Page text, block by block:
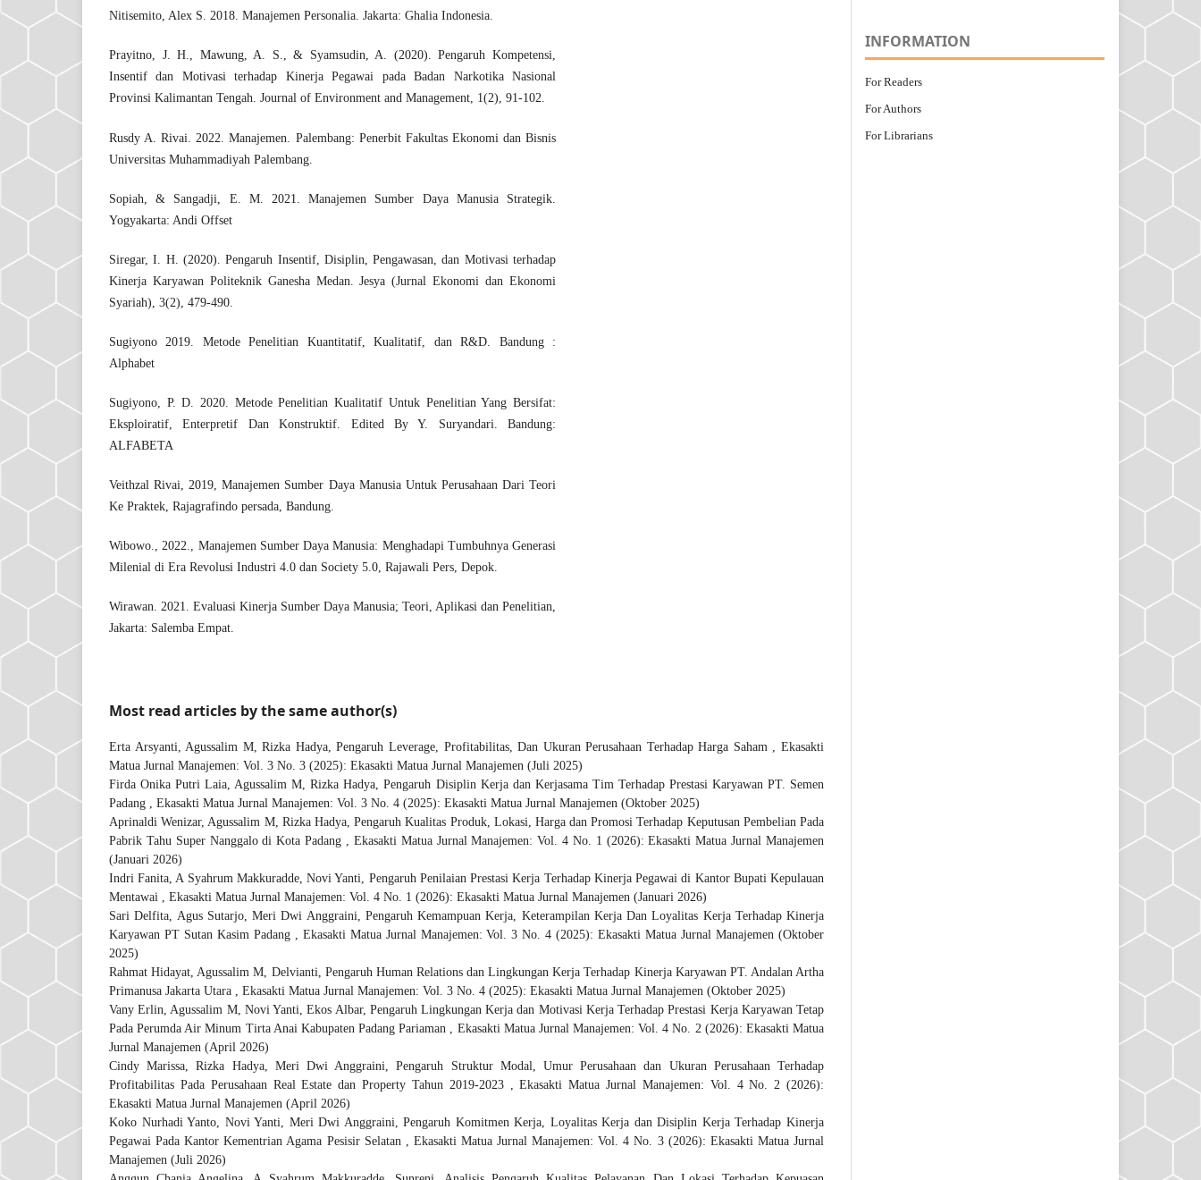
Nitisemito, Alex S. 2018. Manajemen Personalia. Jakarta: Ghalia Indonesia.
Prayitno, J. H., Mawung, A. S., & Syamsudin, A. (2020). Pengaruh Kompetensi,
Insentif dan Motivasi terhadap Kinerja Pegawai pada Badan Narkotika Nasional
Provinsi Kalimantan Tengah. Journal of Environment and Management, 1(2), 91-102.
Rusdy A. Rivai. 2022. Manajemen. Palembang: Penerbit Fakultas Ekonomi dan Bisnis
Universitas Muhammadiyah Palembang.
Sopiah, & Sangadji, E. M. 2021. Manajemen Sumber Daya Manusia Strategik.
Yogyakarta: Andi Offset
Siregar, I. H. (2020). Pengaruh Insentif, Disiplin, Pengawasan, dan Motivasi terhadap
Kinerja Karyawan Politeknik Ganesha Medan. Jesya (Jurnal Ekonomi dan Ekonomi
Syariah), 3(2), 479-490.
Sugiyono 2019. Metode Penelitian Kuantitatif, Kualitatif, dan R&D. Bandung :
Alphabet
Sugiyono, P. D. 2020. Metode Penelitian Kualitatif Untuk Penelitian Yang Bersifat:
Eksploiratif, Enterpretif Dan Konstruktif. Edited By Y. Suryandari. Bandung:
ALFABETA
Veithzal Rivai, 2019, Manajemen Sumber Daya Manusia Untuk Perusahaan Dari Teori
Ke Praktek, Rajagrafindo persada, Bandung.
Wibowo., 2022., Manajemen Sumber Daya Manusia: Menghadapi Tumbuhnya Generasi
Milenial di Era Revolusi Industri 4.0 dan Society 5.0, Rajawali Pers, Depok.
Wirawan. 2021. Evaluasi Kinerja Sumber Daya Manusia; Teori, Aplikasi dan Penelitian,
Jakarta: Salemba Empat.
Most read articles by the same author(s)
Erta Arsyanti, Agussalim M, Rizka Hadya,Pengaruh Leverage, Profitabilitas, Dan Ukuran Perusahaan Terhadap Harga Saham
Ekasakti
Matua Jurnal Manajemen: Vol. 3 No. 3 (2025): Ekasakti Matua Jurnal Manajemen (Juli 2025)
Firda Onika Putri Laia, Agussalim M, Rizka Hadya,Pengaruh Disiplin Kerja dan Kerjasama Tim Terhadap Prestasi Karyawan PT. Semen
Padang
Ekasakti Matua Jurnal Manajemen: Vol. 3 No. 4 (2025): Ekasakti Matua Jurnal Manajemen (Oktober 2025)
Aprinaldi Wenizar, Agussalim M, Rizka Hadya,Pengaruh Kualitas Produk, Lokasi, Harga dan Promosi Terhadap Keputusan Pembelian Pada
Pabrik Tahu Super Nanggalo di Kota Padang
Ekasakti Matua Jurnal Manajemen: Vol. 4 No. 1 (2026): Ekasakti Matua Jurnal Manajemen
(Januari 2026)
Indri Fanita, A Syahrum Makkuradde, Novi Yanti, Pengaruh Penilaian Prestasi Kerja Terhadap Kinerja Pegawai di Kantor Bupati Kepulauan
Mentawai
Ekasakti Matua Jurnal Manajemen: Vol. 4 No. 1 (2026): Ekasakti Matua Jurnal Manajemen (Januari 2026)
Sari Delfita, Agus Sutarjo, Meri Dwi Anggraini, Pengaruh Kemampuan Kerja, Keterampilan Kerja Dan Loyalitas Kerja Terhadap Kinerja
Karyawan PT Sutan Kasim Padang
Ekasakti Matua Jurnal Manajemen: Vol. 3 No. 4 (2025): Ekasakti Matua Jurnal Manajemen (Oktober
2025)
Rahmat Hidayat, Agussalim M, Delvianti, Pengaruh Human Relations dan Lingkungan Kerja Terhadap Kinerja Karyawan PT. Andalan Artha
Primanusa Jakarta Utara
Ekasakti Matua Jurnal Manajemen: Vol. 3 No. 4 (2025): Ekasakti Matua Jurnal Manajemen (Oktober 2025)
Vany Erlin, Agussalim M, Novi Yanti, Ekos Albar, Pengaruh Lingkungan Kerja dan Motivasi Kerja Terhadap Prestasi Kerja Karyawan Tetap
Pada Perumda Air Minum Tirta Anai Kabupaten Padang Pariaman
Ekasakti Matua Jurnal Manajemen: Vol. 4 No. 2 (2026): Ekasakti Matua
Jurnal Manajemen (April 2026)
Cindy Marissa, Rizka Hadya, Meri Dwi Anggraini,Pengaruh Struktur Modal, Umur Perusahaan dan Ukuran Perusahaan Terhadap
Profitabilitas Pada Perusahaan Real Estate dan Property Tahun 2019-2023
,Ekasakti Matua Jurnal Manajemen: Vol. 4 No. 2 (2026):
Ekasakti Matua Jurnal Manajemen (April 2026)
Koko Nurhadi Yanto, Novi Yanti, Meri Dwi Anggraini,Pengaruh Komitmen Kerja, Loyalitas Kerja dan Disiplin Kerja Terhadap Kinerja
Pegawai Pada Kantor Kementrian Agama Pesisir Selatan
Ekasakti Matua Jurnal Manajemen: Vol. 4 No. 3 (2026): Ekasakti Matua Jurnal
Manajemen (Juli 2026)
INFORMATION
For Readers
For Authors
For Librarians